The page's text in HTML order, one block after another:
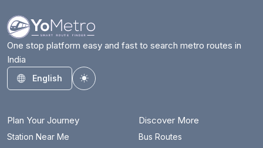
बड़कल मोड़
बाराखम्भा रोड
बेगमपुल
One stop platform easy and fast to search metro routes in
India
English
Toggle theme
Plan Your Journey
Station Near Me
Discover More
Bus Routes